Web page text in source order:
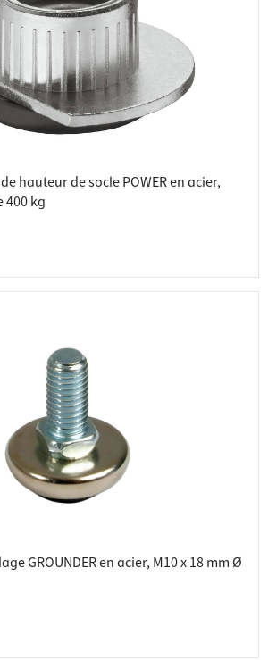
hauteur de socle POWER en acier,
400 kg
GROUNDER en acier, M10 x 18 mm Ø